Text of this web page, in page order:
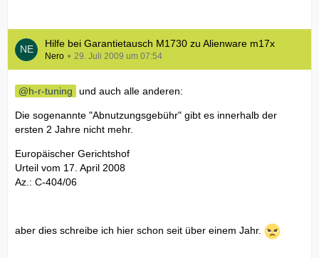
Hilfe bei Garantietausch M1730 zu Alienware m17x
Nero 29. Juli 2009 um 07:54
h-r-tuning und auch alle anderen:
Die sogenannte "Abnutzungsgebühr" gibt es innerhalb der
ersten 2 Jahre nicht mehr.
Europäischer Gerichtshof
Urteil vom 17. April 2008
Az.: C-404/06
aber dies schreibe ich hier schon seit über einem Jahr.